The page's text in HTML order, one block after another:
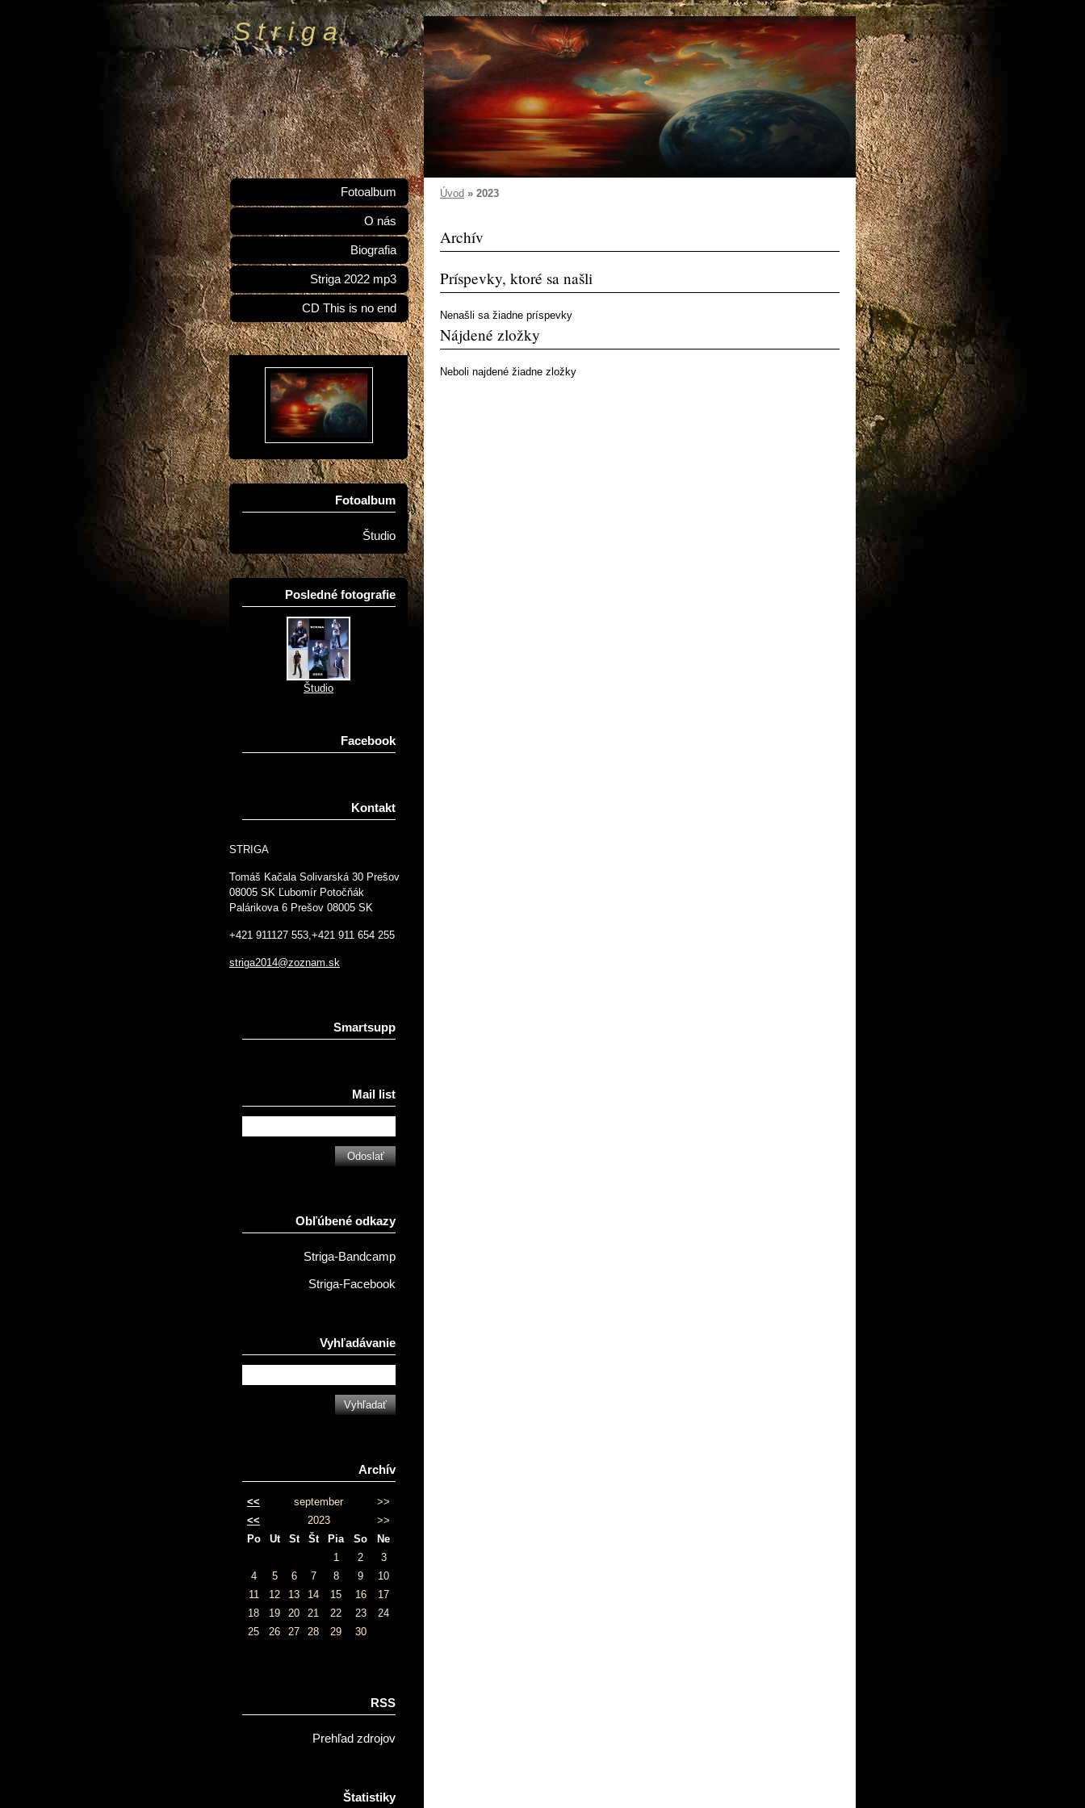
S t r i g a
Úvod » 2023
Archív
Príspevky, ktoré sa našli
Nenašli sa žiadne príspevky
Nájdené zložky
Neboli najdené žiadne zložky
Fotoalbum
O nás
Biografia
Striga 2022 mp3
CD This is no end
Fotoalbum
Študio
Posledné fotografie
Študio
Facebook
Kontakt
STRIGA
Tomáš Kačala Solivarská 30 Prešov
08005 SK Ľubomír Potočňák
Palárikova 6 Prešov 08005 SK
+421 911127 553,+421 911 654 255
striga2014@zoznam.sk
Smartsupp
Mail list
Obľúbené odkazy
Striga-Bandcamp
Striga-Facebook
Vyhľadávanie
Archív
<< september
>>
<<
2023
>>
Po
Ut St Št Pia So
Ne
1
2
3
4
5 6 7 8 9
10
11
12 13 14 15 16
17
18
19 20 21 22 23
24
25
26 27 28 29 30
RSS
Prehľad zdrojov
Štatistiky